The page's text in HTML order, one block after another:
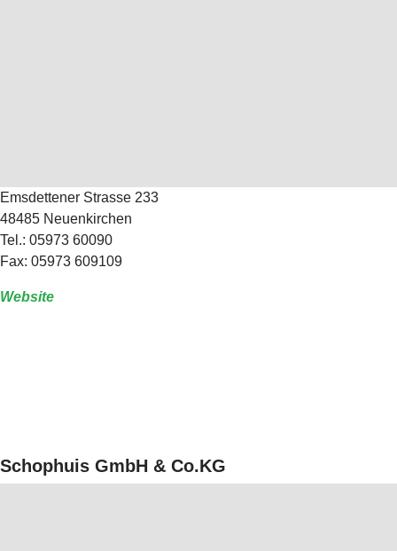
Emsdettener Strasse 233
48485 Neuenkirchen
Tel.: 05973 60090
Fax: 05973 609109
Website
Schophuis GmbH & Co.KG